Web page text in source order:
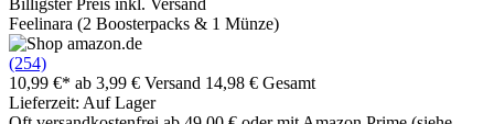
Feelinara (2 Boosterpacks & 1 Münze)
(254)
10,99 €* ab 3,99 € Versand 14,98 € Gesamt
Lieferzeit: Auf Lager